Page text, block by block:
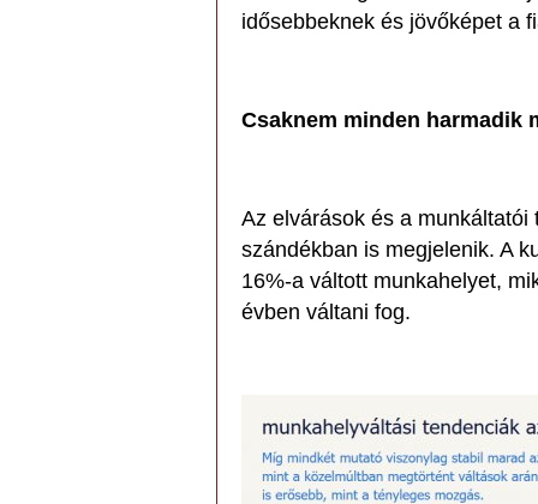
idősebbeknek és jövőképet a
Csaknem minden harmadik
Az elvárások és a
szándékban is megjelenik. A
16%-a váltott munkahelyet,
évben váltani fog.